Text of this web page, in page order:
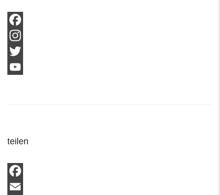
Facebook
Instagram
Twitter
teilen
Facebook